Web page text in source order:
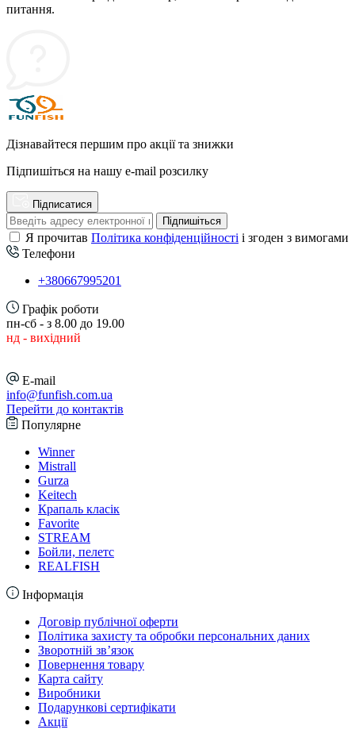
питання.
Дізнавайтеся першим про акції та знижки
Підпишіться на нашу e-mail розсилку
Підписатися
Підпишіться
Я прочитав Політика конфіденційності і згоден з вимогами
Телефони
+380667995201
Графік роботи
пн-сб - з 8.00 до 19.00
нд - вихідний
E-mail
info@funfish.com.ua
Перейти до контактів
Популярне
Winner
Mistrall
Gurza
Keitech
Крапаль класік
Favorite
STREAM
Бойли, пелетс
REALFISH
Інформація
Договір публічної оферти
Політика захисту та обробки персональних даних
Зворотній зв’язок
Повернення товару
Карта сайту
Виробники
Подарункові сертифікати
Акції